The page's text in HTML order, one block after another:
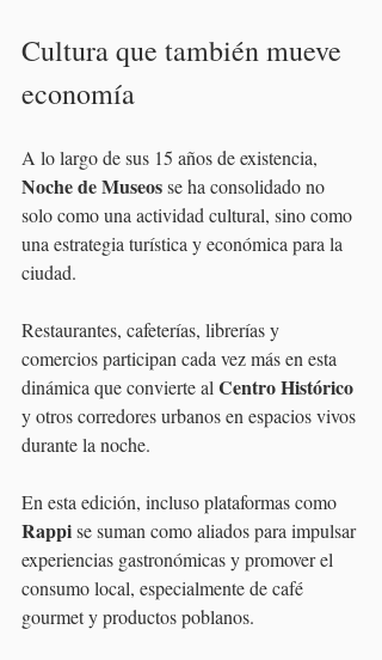
Cultura que también mueve
economía
A lo largo de sus 15 años de existencia,
Noche de Museos se ha consolidado no
solo como una actividad cultural, sino como
una estrategia turística y económica para la
ciudad.
Restaurantes, cafeterías, librerías y
comercios participan cada vez más en esta
dinámica que convierte al Centro Histórico
y otros corredores urbanos en espacios vivos
durante la noche.
En esta edición, incluso plataformas como
Rappi se suman como aliados para impulsar
experiencias gastronómicas y promover el
consumo local, especialmente de café
gourmet y productos poblanos.